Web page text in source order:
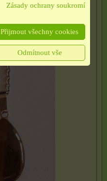
Zásady ochrany soukromí
Přijmout všechny cookies
Odmítnout vše